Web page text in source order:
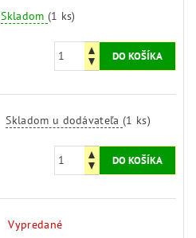
Skladom (1 ks)
Skladom u dodávateľa(1 ks)
Vypredané